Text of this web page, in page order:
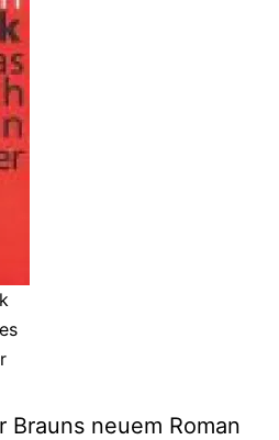
Brauns neuem Roman